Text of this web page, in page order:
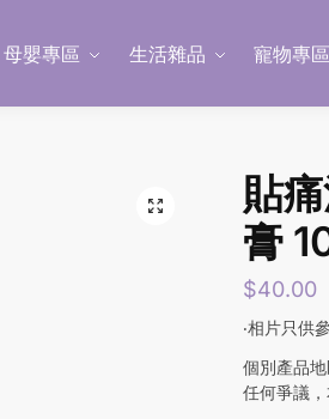
母嬰專區 生活雜品 寵物專
貼
膏
$40.00
‧相片只供
個別產品
任何爭議